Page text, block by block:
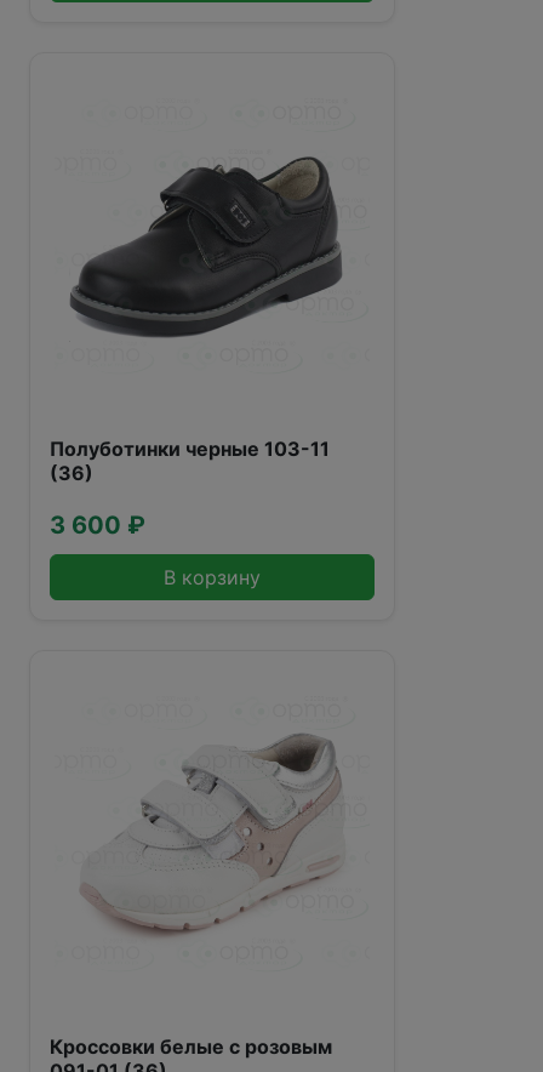
Полуботинки черные 103-11
(36)
3 600 ₽
В корзину
Кроссовки белые с розовым